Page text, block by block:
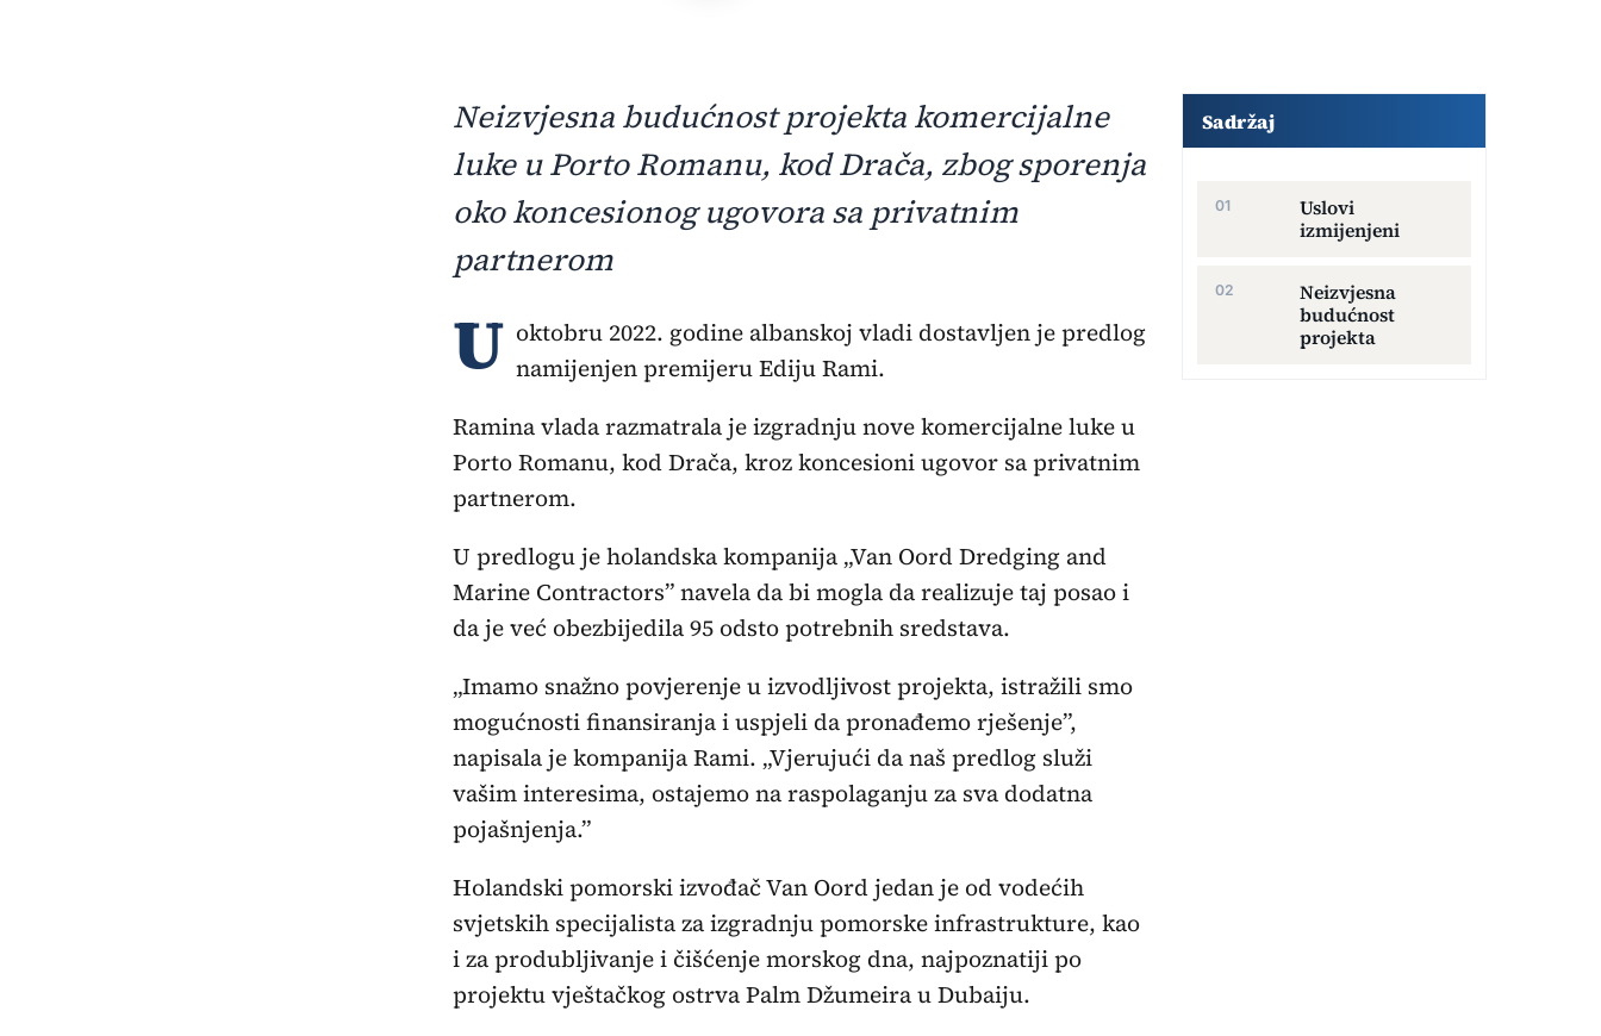
Neizvjesna budućnost projekta komercijalne
luke u Porto Romanu, kod Drača, zbog sporenja
oko koncesionog ugovora sa privatnim
partnerom
U oktobru 2022. godine albanskoj vladi dostavljen je predlog
namijenjen premijeru Ediju Rami.
Ramina vlada razmatrala je izgradnju nove komercijalne luke u
Porto Romanu, kod Drača, kroz koncesioni ugovor sa privatnim
partnerom.
U predlogu je holandska kompanija „Van Oord Dredging and
Marine Contractors” navela da bi mogla da realizuje taj posao i
da je već obezbijedila 95 odsto potrebnih sredstava.
„Imamo snažno povjerenje u izvodljivost projekta, istražili smo
mogućnosti finansiranja i uspjeli da pronađemo rješenje”,
napisala je kompanija Rami. „Vjerujući da naš predlog služi
vašim interesima, ostajemo na raspolaganju za sva dodatna
pojašnjenja.”
Holandski pomorski izvođač Van Oord jedan je od vodećih
svjetskih specijalista za izgradnju pomorske infrastrukture, kao
i za produbljivanje i čišćenje morskog dna, najpoznatiji po
projektu vještačkog ostrva Palm Džumeira u Dubaiju.
Sadržaj
Uslovi
izmijenjeni
Neizvjesna
budućnost
projekta